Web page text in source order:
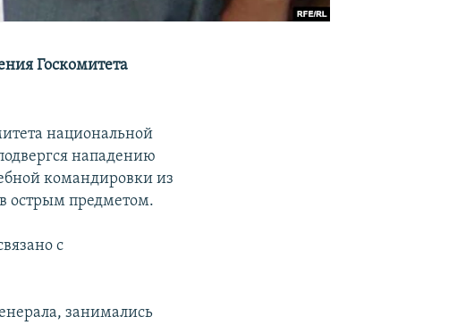
Госкомитета
национальной
нападению
командировки из
острым предметом.
с
занимались